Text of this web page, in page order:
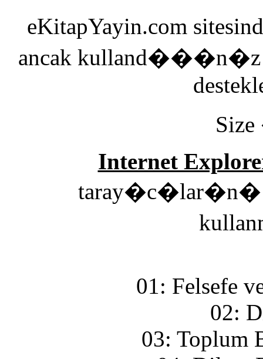
eKitapYayin.com
ancak
Internet
taray�c�lar�n�
01: Felsefe
02:
03: Toplum